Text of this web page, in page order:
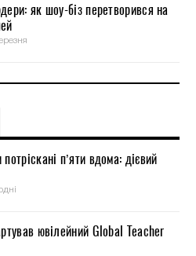
як шоу-біз перетворився на
п’яти вдома: дієвий
ювілейний Global Teacher